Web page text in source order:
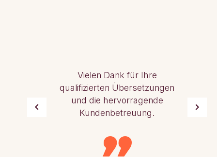
Vielen Dank für Ihre
qualifizierten Übersetzungen
und die hervorragende
Kundenbetreuung.